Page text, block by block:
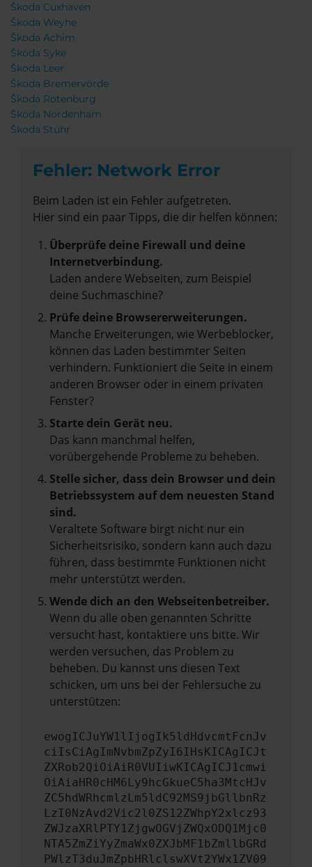
Škoda Cuxhaven
Škoda Weyhe
Škoda Achim
Škoda Syke
Škoda Leer
Škoda Bremervörde
Škoda Rotenburg
Škoda Nordenham
Škoda Stuhr
Fehler: Network Error
Beim Laden ist ein Fehler aufgetreten.
Hier sind ein paar Tipps, die dir helfen können:
Überprüfe deine Firewall und deine
Internetverbindung.
Laden andere Webseiten, zum Beispiel
deine Suchmaschine?
Prüfe deine Browsererweiterungen.
Manche Erweiterungen, wie Werbeblocker,
können das Laden bestimmter Seiten
verhindern. Funktioniert die Seite in einem
anderen Browser oder in einem privaten
Fenster?
Starte dein Gerät neu.
Das kann manchmal helfen,
vorübergehende Probleme zu beheben.
Stelle sicher, dass dein Browser und dein
Betriebssystem auf dem neuesten Stand
sind.
Veraltete Software birgt nicht nur ein
Sicherheitsrisiko, sondern kann auch dazu
führen, dass bestimmte Funktionen nicht
mehr unterstützt werden.
Wende dich an den Webseitenbetreiber.
Wenn du alle oben genannten Schritte
versucht hast, kontaktiere uns bitte. Wir
werden versuchen, das Problem zu
beheben. Du kannst uns diesen Text
schicken, um uns bei der Fehlersuche zu
unterstützen:
ewogICJuYW1lIjogIk5ldHdvcmtFcnJv
ciIsCiAgImNvbmZpZyI6IHsKICAgICJt
ZXRob2QiOiAiR0VUIiwKICAgICJ1cmwi
OiAiaHR0cHM6Ly9hcGkueC5ha3MtcHJv
ZC5hdWRhcmlzLm5ldC92MS9jbGllbnRz
LzI0NzAvd2Vic2l0ZS12ZWhpY2xlcz93
ZWJzaXRlPTY1ZjgwOGVjZWQxODQ1Mjc0
NTA5ZmZiYyZmaWx0ZXJbMF1bZmllbGRd
PWlzT3duJmZpbHRlclswXVt2YWx1ZV09